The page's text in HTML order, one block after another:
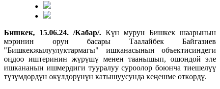
Бишкек, 15.06.24. /Кабар/. Күн мурун Бишкек шаарынын
мэринин орун басары Таалайбек Байгазиев
"Бишкекжылуулуктармагы" ишканасынын объектисиндеги
оңдоо иштеринин жүрүшү менен таанышып, ошондой эле
ишкананын ишмердиги тууралуу суроолор боюнча тиешелүү
түзүмдөрдүн өкүлдөрүнүн катышуусунда кеңешме өткөрдү.